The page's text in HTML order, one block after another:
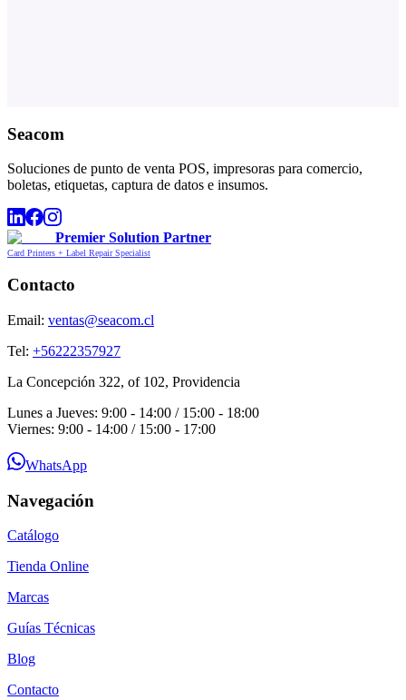
Seacom
Soluciones de punto de venta POS, impresoras para comercio,
boletas, etiquetas, captura de datos e insumos.
Premier Solution Partner
Card Printers + Label Repair Specialist
Contacto
Email: ventas@seacom.cl
Tel: +56222357927
La Concepción 322, of 102, Providencia
Lunes a Jueves: 9:00 - 14:00 / 15:00 - 18:00
Viernes: 9:00 - 14:00 / 15:00 - 17:00
WhatsApp
Navegación
Catálogo
Tienda Online
Marcas
Guías Técnicas
Blog
Contacto